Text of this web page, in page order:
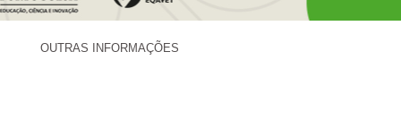
OUTRAS INFORMAÇÕES